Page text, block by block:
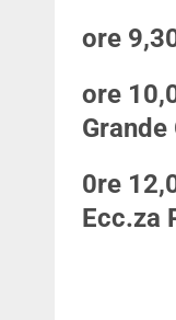
ore
ore
Grande
0re
Ecc.za